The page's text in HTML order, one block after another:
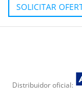
SOLICITAR
Distribuidor oficial: